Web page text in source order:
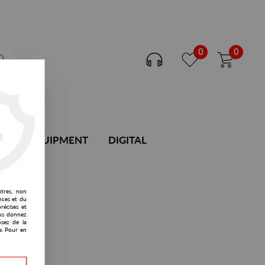
0 0
DJ EQUIPMENT DIGITAL
non
et du
et
donnez
de la
Pour en